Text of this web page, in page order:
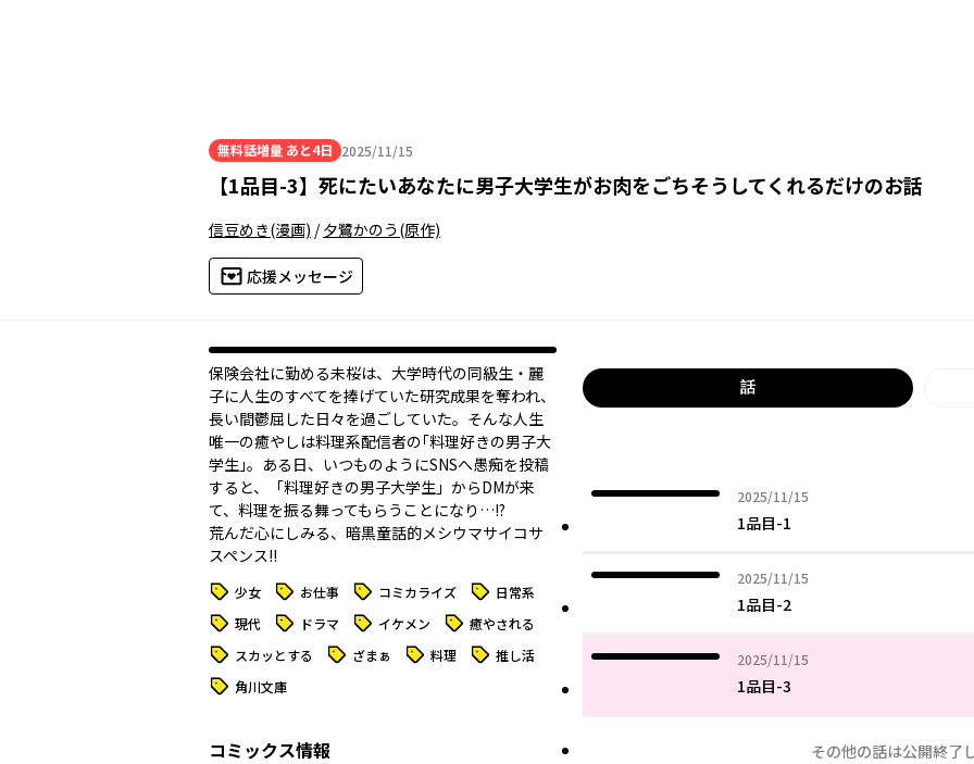
無料話増量 あと4日 2025/11/15
2025年11月15日
【1品目-3】 死にたいあなたに男子大学生がお肉をごちそうしてくれるだけのお話
信豆めき(漫画) /夕鷺かのう(原作)
応援メッセージ
保険会社に勤める未桜は、大学時代の同級生・麗
子に人生のすべてを捧げていた研究成果を奪われ、
長い間鬱屈した日々を過ごしていた。そんな人生
唯一の癒やしは料理系配信者の｢料理好きの男子大
学生｣。ある日、いつものようにSNSへ愚痴を投稿
すると、「料理好きの男子大学生」からDMが来
て、料理を振る舞ってもらうことになり…!?
荒んだ心にしみる、暗黒童話的メシウマサイコサ
スペンス!!
タグ 少女 タグ お仕事 タグ コミカライズ タグ 日常系
タグ 現代 タグ ドラマ タグ イケメン タグ 癒やされる
タグ スカッとする タグ ざまぁ タグ 料理 タグ 推し活
タグ 角川文庫
コミックス情報
話
2025/11/15
2025年11月15日
1品目-1
2025/11/15
2025年11月15日
1品目-2
2025/11/15
2025年11月15日
1品目-3
その他の話は公開終了